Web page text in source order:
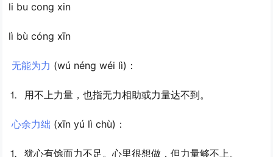
li bu cong xin
lì bù cóng xīn
无能为力 (wú néng wéi lì)：
⒈ 用不上力量，也指无力相助或力量达不到。
心余力绌 (xīn yú lì chù)：
⒈ 犹心有馀而力不足。心里很想做，但力量够不上。